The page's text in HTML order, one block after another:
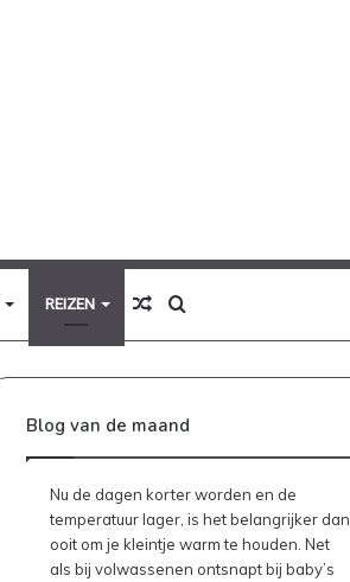
REIZEN
naar
Willekeurig
artikel
Blog van de maand
Nu de dagen korter worden en de
temperatuur lager, is het belangrijker dan
ooit om je kleintje warm te houden. Net
als bij volwassenen ontsnapt bij baby’s